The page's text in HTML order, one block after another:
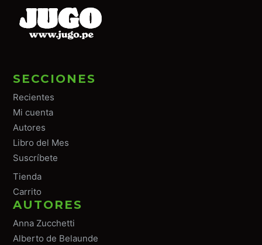
SECCIONES
Recientes
Mi cuenta
Autores
Libro del Mes
Suscríbete
Tienda
Carrito
AUTORES
Anna Zucchetti
Alberto de Belaunde